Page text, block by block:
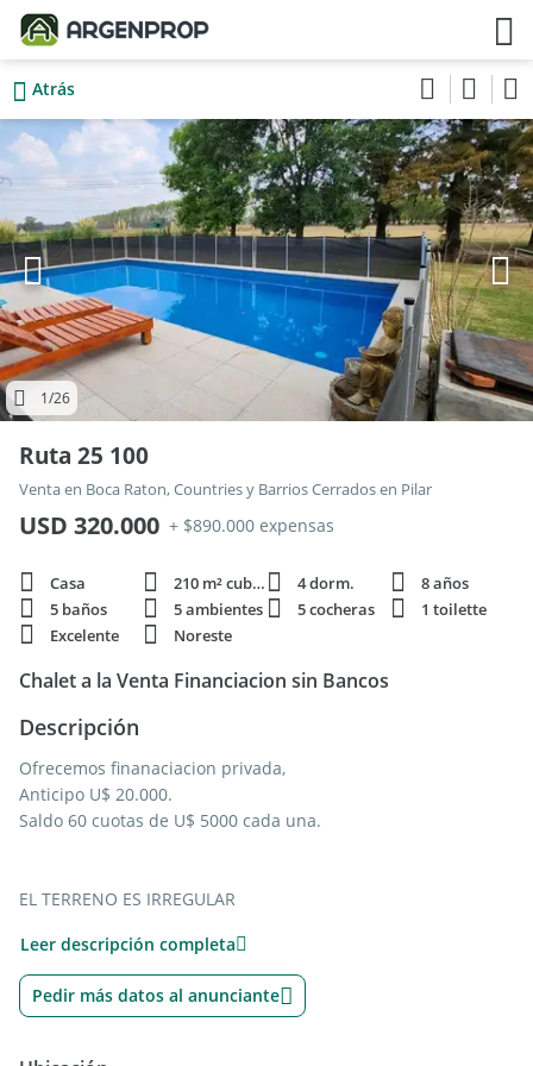
Atrás
1/26
Ruta 25 100
Venta en Boca Raton, Countries y Barrios Cerrados en Pilar
USD 320.000 + $890.000 expensas
Casa 210 m² cubie. 4 dorm.
8 años
5 baños
5 ambientes 5 cocheras
1 toilette
Excelente
Noreste
Chalet a la Venta Financiacion sin Bancos
Descripción
Ofrecemos finanaciacion privada,
Anticipo U$ 20.000.
Saldo 60 cuotas de U$ 5000 cada una.
EL TERRENO ES IRREGULAR
METROS DE FONDO 44
METROS DE LARGO PROMEDIO 38
PILAR
Leer descripción completa
Pedir más datos al anunciante